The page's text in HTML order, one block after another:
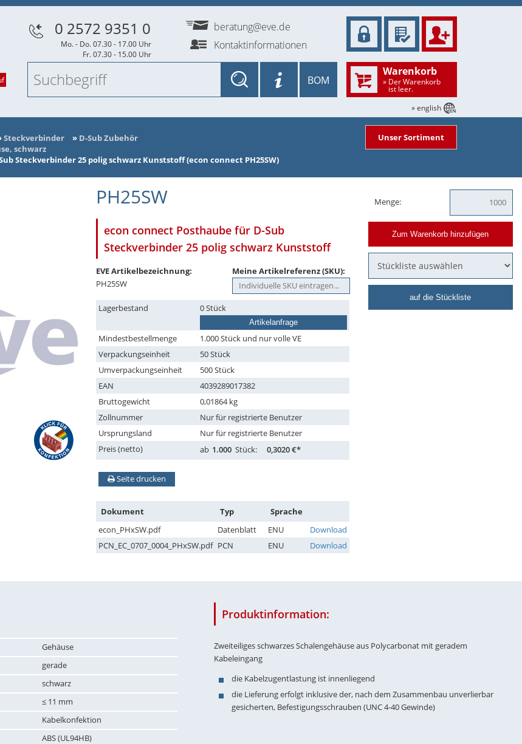
Steckverbinder » D-Sub Zubehör
schwarz
Steckverbinder 25 polig schwarz Kunststoff (econ connect PH25SW)
Unser Sortiment
PH25SW
econ connect Posthaube für D-Sub
Steckverbinder 25 polig schwarz Kunststoff
EVE Artikelbezeichnung:
PH25SW
Meine Artikelreferenz (SKU):
Lagerbestand 0 Stück
Artikelanfrage
Mindestbestellmenge
1.000 Stück und nur volle VE
Verpackungseinheit
50 Stück
Umverpackungseinheit
500 Stück
EAN
4039289017382
Bruttogewicht
0,01864 kg
Zollnummer
Nur für registrierte Benutzer
Ursprungsland
Nur für registrierte Benutzer
Preis (netto)
ab 1.000 Stück: 0,3020 €*
Seite drucken
Dokument Typ
Sprache
econ_PHxSW.pdf
Datenblatt ENU
Download
PCN_EC_0707_0004_PHxSW.pdf PCN ENU Download
Menge:
Zum Warenkorb hinzufügen
auf die Stückliste
Gehäuse
gerade
schwarz
≤ 11 mm
Kabelkonfektion
ABS (UL94HB)
Produktinformation:
Zweiteiliges schwarzes Schalengehäuse aus Polycarbonat mit geradem
Kabeleingang
die Kabelzugentlastung ist innenliegend
die Lieferung erfolgt inklusive der, nach dem Zusammenbau unverlierbar
gesicherten, Befestigungsschrauben (UNC 4-40 Gewinde)
0 2572 9351 0
Mo. - Do. 07.30 - 17.00 Uhr
Fr. 07.30 - 15.00 Uhr
beratung@eve.de
Kontaktinformationen
Warenkorb
» Der Warenkorb
ist leer.
BOM
» english